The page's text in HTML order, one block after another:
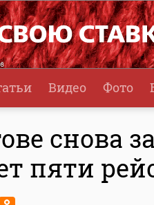
Видео Фото
снова
пяти